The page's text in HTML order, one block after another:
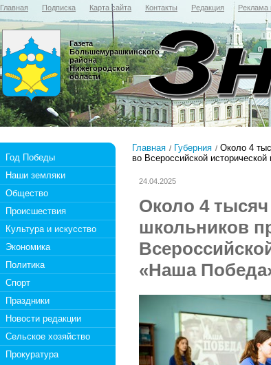
Главная Подписка Карта сайта Контакты Редакция Реклама
Газета
Большемурашкинского
района
Нижегородской
области
Год Победы
Наши земляки
Общество
Происшествия
Культура и искусство
Экономика
Политика
Спорт
Праздники
Новости редакции
Сельское хозяйство
Прокуратура
Главная Губерния
Около 4
во Всероссийской
24.04.2025
Около 4
школьников
«Наша